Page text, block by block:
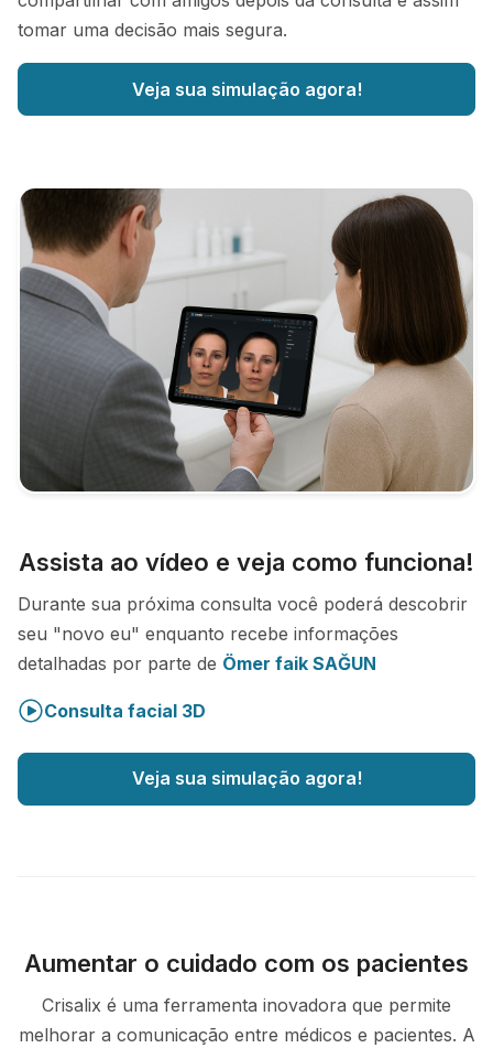
tomar uma decisão mais segura.
Veja sua simulação agora!
Assista ao vídeo e veja como funciona!
Durante sua próxima consulta você poderá descobrir
seu "novo eu" enquanto recebe informações
detalhadas por parte de Ömer faik SAĞUN
Consulta facial 3D
Veja sua simulação agora!
Aumentar o cuidado com os pacientes
Crisalix é uma ferramenta inovadora que permite
melhorar a comunicação entre médicos e pacientes. A